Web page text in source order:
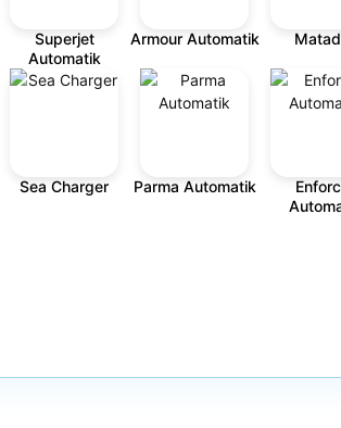
Superjet
Automatik
Armour Automatik
Sea Charger Parma Automatik